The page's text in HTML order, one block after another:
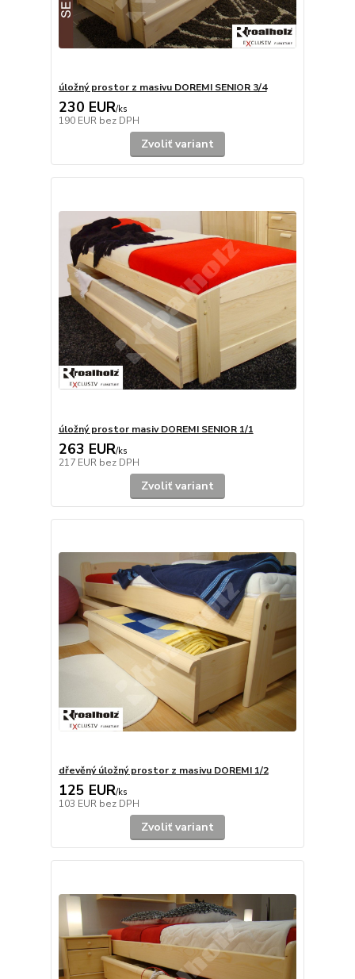
úložný prostor z masivu DOREMI SENIOR 3/4
230 EUR/ks
190 EUR bez DPH
Zvoliť variant
úložný prostor masiv DOREMI SENIOR 1/1
263 EUR/ks
217 EUR bez DPH
Zvoliť variant
dřevěný úložný prostor z masivu DOREMI 1/2
125 EUR/ks
103 EUR bez DPH
Zvoliť variant